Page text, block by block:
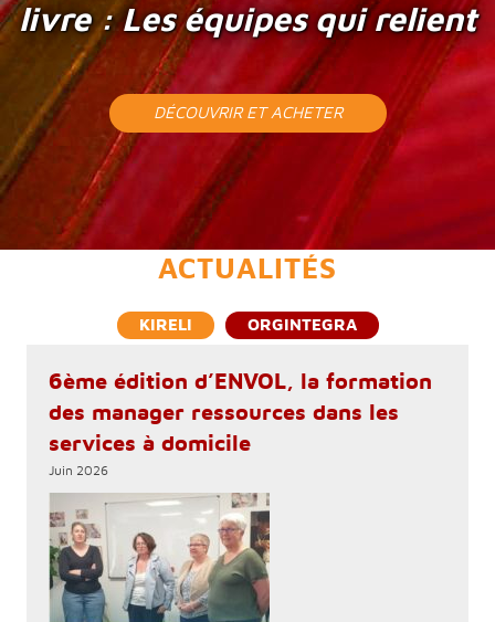
livre : Les équipes qui relient
DÉCOUVRIR ET ACHETER
ACTUALITÉS
KIRELI ORGINTEGRA
6ème édition d’ENVOL, la formation
des manager ressources dans les
services à domicile
Juin 2026